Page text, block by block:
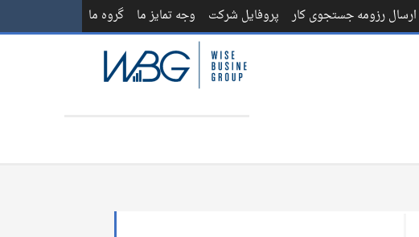
ارسال رزومه جستجوی کار پروفایل شرکت وجه تمایز ما گروه ما